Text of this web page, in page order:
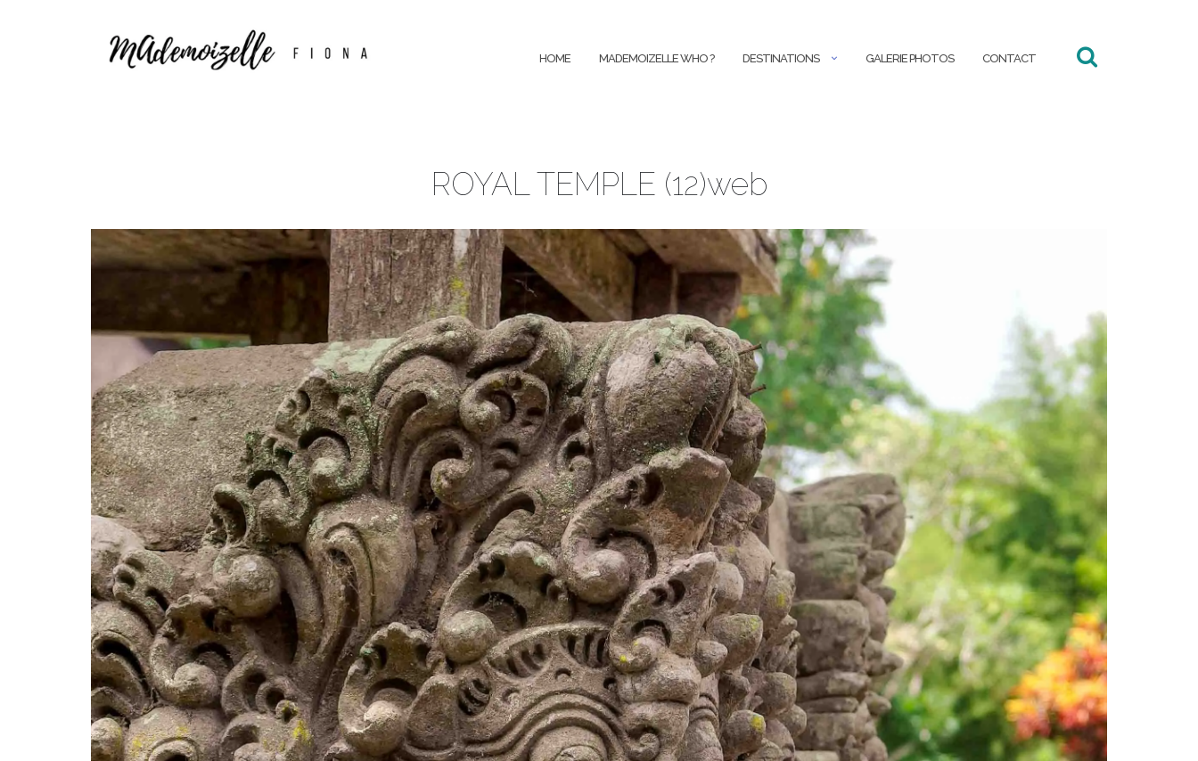
contenu
HOME MADEMOIZELLE WHO ? DESTINATIONS GALERIE PHOTOS CONTACT
ROYAL TEMPLE (12)web